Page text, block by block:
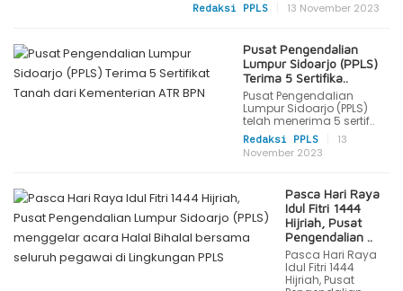
Redaksi PPLS 13 November 2023
Pusat Pengendalian
Lumpur Sidoarjo (PPLS)
Terima 5 Sertifika..
Pusat Pengendalian
Lumpur Sidoarjo (PPLS)
telah menerima 5 sertif..
Redaksi PPLS
13
November 2023
Pasca Hari Raya
Idul Fitri 1444
Hijriah, Pusat
Pengendalian ..
Pasca Hari Raya
Idul Fitri 1444
Hijriah, Pusat